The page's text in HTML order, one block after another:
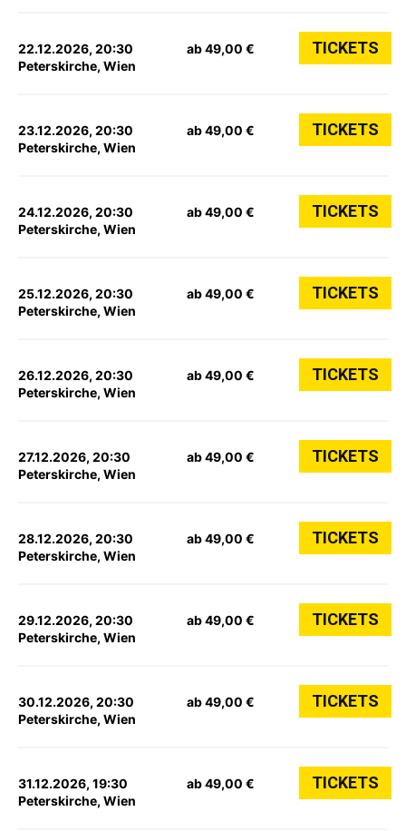
22.12.2026, 20:30
Peterskirche, Wien
ab 49,00 € TICKETS
23.12.2026, 20:30
Peterskirche, Wien
ab 49,00 € TICKETS
24.12.2026, 20:30
Peterskirche, Wien
ab 49,00 € TICKETS
25.12.2026, 20:30
Peterskirche, Wien
ab 49,00 € TICKETS
26.12.2026, 20:30
Peterskirche, Wien
ab 49,00 € TICKETS
27.12.2026, 20:30
Peterskirche, Wien
ab 49,00 € TICKETS
28.12.2026, 20:30
Peterskirche, Wien
ab 49,00 € TICKETS
29.12.2026, 20:30
Peterskirche, Wien
ab 49,00 € TICKETS
30.12.2026, 20:30
Peterskirche, Wien
ab 49,00 € TICKETS
31.12.2026, 19:30
Peterskirche, Wien
ab 49,00 € TICKETS